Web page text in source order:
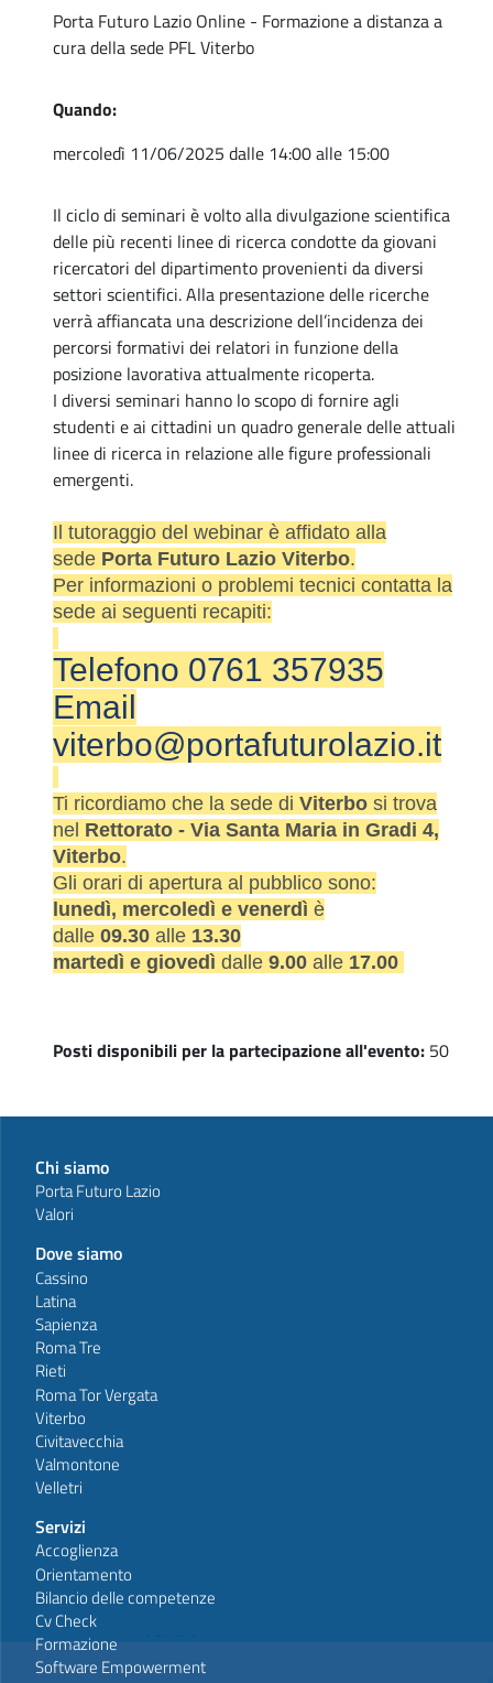
Porta Futuro Lazio Online - Formazione a distanza a
cura della sede PFL Viterbo
Quando:
mercoledì 11/06/2025 dalle 14:00 alle 15:00
Il ciclo di seminari è volto alla divulgazione scientifica
delle più recenti linee di ricerca condotte da giovani
ricercatori del dipartimento provenienti da diversi
settori scientifici. Alla presentazione delle ricerche
verrà affiancata una descrizione dell’incidenza dei
percorsi formativi dei relatori in funzione della
posizione lavorativa attualmente ricoperta.
I diversi seminari hanno lo scopo di fornire agli
studenti e ai cittadini un quadro generale delle attuali
linee di ricerca in relazione alle figure professionali
emergenti.
Il tutoraggio del webinar è affidato alla
sede Porta Futuro Lazio Viterbo.
Per informazioni o problemi tecnici contatta la
sede ai seguenti recapiti:
Telefono 0761 357935
Email
viterbo@portafuturolazio.it
Ti ricordiamo che la sede di Viterbo si trova
nel Rettorato - Via Santa Maria in Gradi 4,
Viterbo.
Gli orari di apertura al pubblico sono:
lunedì, mercoledì e venerdì è
dalle 09.30 alle 13.30
martedì e giovedì dalle 9.00 alle 17.00
Posti disponibili per la partecipazione all'evento: 50
Chi siamo
Porta Futuro Lazio
Valori
Dove siamo
Cassino
Latina
Sapienza
Roma Tre
Rieti
Roma Tor Vergata
Viterbo
Civitavecchia
Valmontone
Velletri
Servizi
Accoglienza
Orientamento
Bilancio delle competenze
Cv Check
Formazione
Software Empowerment